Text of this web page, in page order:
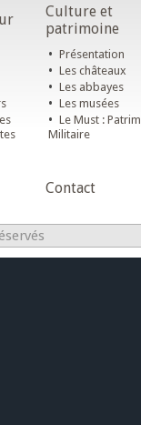
Culture et
patrimoine
• Présentation
• Les châteaux
• Les abbayes
• Les musées
• Le Must :
Militaire
Contact